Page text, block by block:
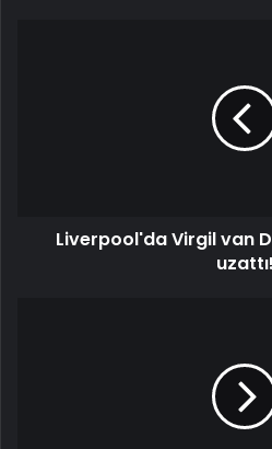
Liverpool'da Virgil van
uzattı!